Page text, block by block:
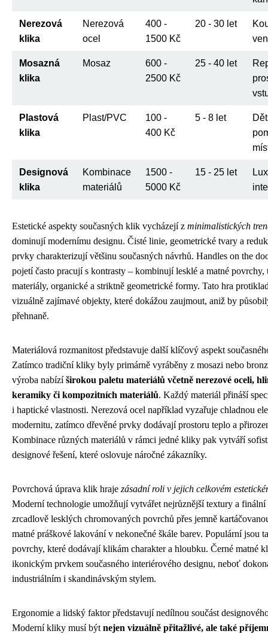
Nerezová
klika
Nerezová
ocel
400 -
1500 Kč
20 - 30 let
Mosazná
klika
Mosaz
600 -
2500 Kč
25 - 40 let
Plastová
klika
Plast/PVC
100 -
400 Kč
5 - 8 let
Designová
klika
Kombinace
materiálů
1500 -
5000 Kč
15 - 25 let
Estetické aspekty současných klik vycházejí z minimalistických
dominují modernímu designu. Čisté linie, geometrické tvary a
prvky charakterizují většinu současných návrhů. Handles on the
pojetí často pracují s kontrasty – kombinují lesklé a matné povrchy,
materiály, organické a striktně geometrické formy. Tato hra
vizuálně zajímavé objekty, které dokážou zaujmout, aniž by
přehnaně.
Materiálová rozmanitost představuje další klíčový aspekt
Zatímco tradiční kliky byly primárně vyráběny z mosazi nebo
výroba nabízíširokou paletu materiálů včetně nerezové oceli,
keramiky či kompozitních materiálů. Každý materiál přináší
i haptické vlastnosti. Nerezová ocel například vyzařuje chladnou
modernitu, zatímco dřevěné prvky dodávají prostoru teplo a
Kombinace různých materiálů v rámci jedné kliky pak vytváří
designové řešení, které oslovuje náročné zákazníky.
Povrchová úprava klik hraje zásadní roli v jejich celkovém
Moderní technologie umožňují vytvářet nejrůznější textury a
zrcadlově lesklých chromovaných povrchů přes jemně
matné práškové lakování v nekonečné škále barev. Populární jsou
povrchy, které dodávají klikám charakter a hloubku. Černé matné
ikonickým prvkem současného interiérového designu, neboť
industriálním i skandinávským stylem.
Ergonomie a lidský faktor představují nedílnou součást
Moderní kliky musí být nejen vizuálně přitažlivé, ale také